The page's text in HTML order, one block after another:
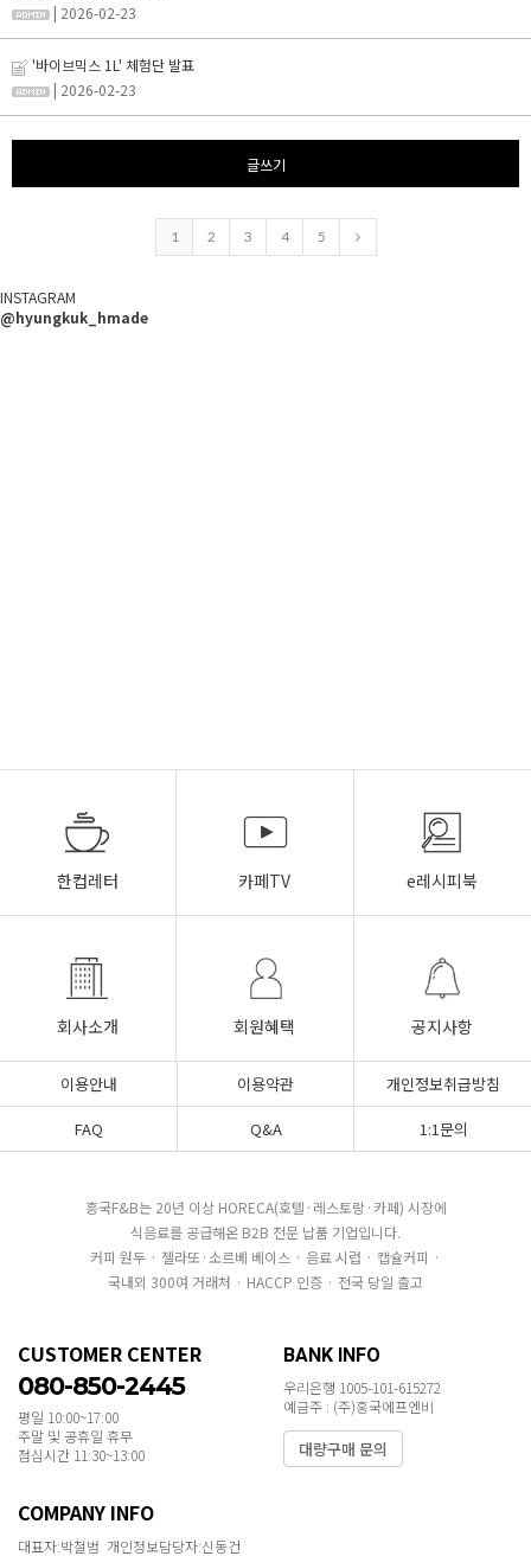
| 2026-02-23
'바이브믹스 1L' 체험단 발표
| 2026-02-23
글쓰기
1 2 3 4 5
INSTAGRAM
@hyungkuk_hmade
한컵레터 카페TV e레시피북
회사소개 회원혜택 공지사항
이용안내 이용약관
개인정보취급방침
FAQ
Q&A 1:1문의
흥국F&B는 20년 이상 HORECA(호텔·레스토랑·카페) 시장에
식음료를 공급해온 B2B 전문 납품 기업입니다.
커피 원두 · 젤라또·소르베 베이스 · 음료 시럽 · 캡슐커피 ·
국내외 300여 거래처 · HACCP 인증 · 전국 당일 출고
CUSTOMER CENTER
080-850-2445
평일 10:00~17:00
주말 및 공휴일 휴무
점심시간 11:30~13:00
BANK INFO
우리은행 1005-101-615272
예금주 : (주)흥국에프엔비
대량구매 문의
COMPANY INFO
대표자:박철범 개인정보담당자:신동건